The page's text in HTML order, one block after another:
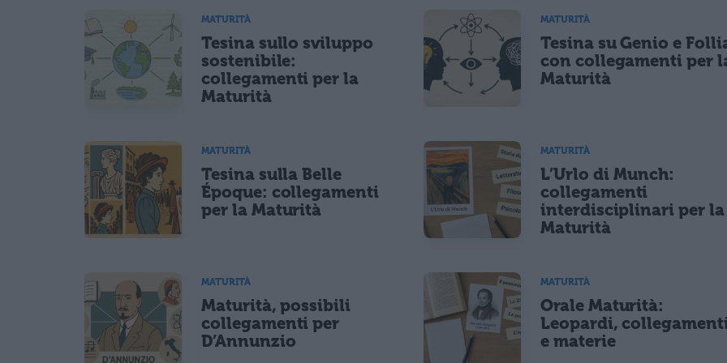
MATURITÀ
Tesina sullo sviluppo
sostenibile:
collegamenti per la
Maturità
MATURITÀ
Tesina su Genio e
con collegamenti per
Maturità
MATURITÀ
Tesina sulla Belle
Époque: collegamenti
per la Maturità
MATURITÀ
L’Urlo di Munch:
collegamenti
interdisciplinari per la
Maturità
MATURITÀ
Maturità, possibili
collegamenti per
D’Annunzio
MATURITÀ
Orale Maturità:
Leopardi,
e materie